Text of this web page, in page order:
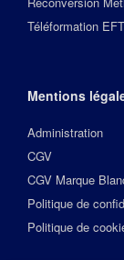
Téléformation
Mentions
Administration
CGV
CGV Marque
Politique de
Politique de